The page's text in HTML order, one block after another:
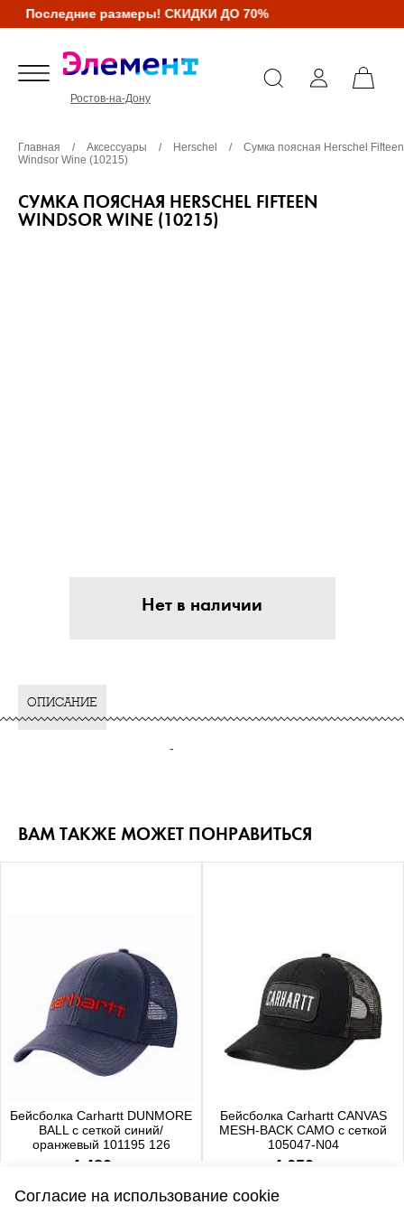
Последние размеры! СКИДКИ ДО 70%
Ростов-на-Дону
Главная / Аксессуары / Herschel /
Сумка поясная Herschel Fifteen
Windsor Wine (10215)
СУМКА ПОЯСНАЯ HERSCHEL FIFTEEN
WINDSOR WINE (10215)
Нет в наличии
ОПИСАНИЕ
-
ВАМ ТАКЖЕ МОЖЕТ ПОНРАВИТЬСЯ
Бейсболка Carhartt DUNMORE
BALL с сеткой синий/
оранжевый 101195 126
4 480 р.
Бейсболка Carhartt CANVAS
MESH-BACK CAMO с сеткой
105047-N04
4 650 р.
Согласие на использование cookie